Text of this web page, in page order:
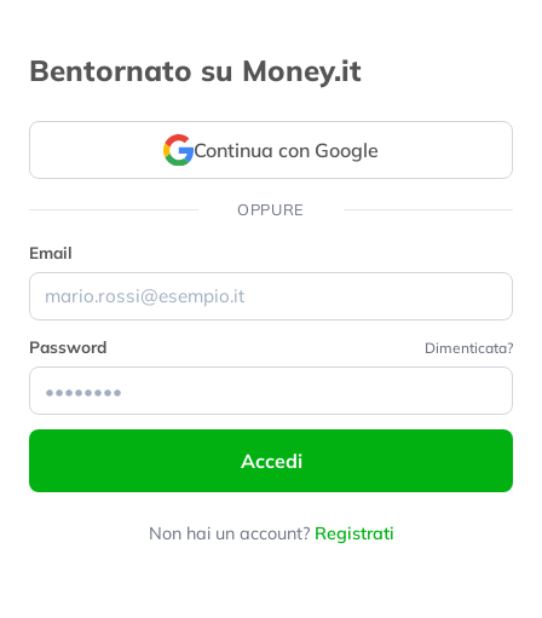
Bentornato su Money.it
Continua con Google
OPPURE
Email
Password Dimenticata?
Accedi
Non hai un account? Registrati